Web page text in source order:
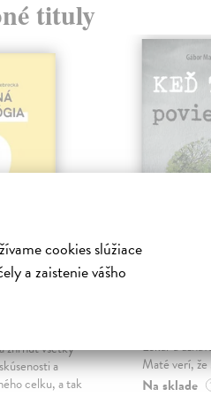
cookies slúžiace
a zaistenie vášho
tituly
zhrnúť všetky
a
celku, a tak
Keď
Prevencia
Lekár a
Maté verí, že
Na sklade